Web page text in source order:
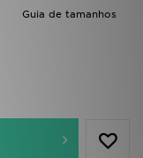
Guia de tamanhos